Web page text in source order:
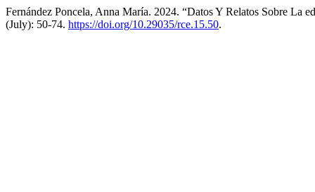
Fernández Poncela, Anna María. 2024. “Datos Y Relatos Sobre La
(July): 50-74. https://doi.org/10.29035/rce.15.50.